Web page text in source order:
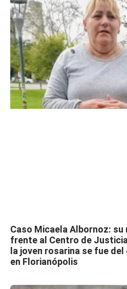
Caso Micaela Albornoz: su
frente al Centro de
la joven rosarina se fue
en Florianópolis